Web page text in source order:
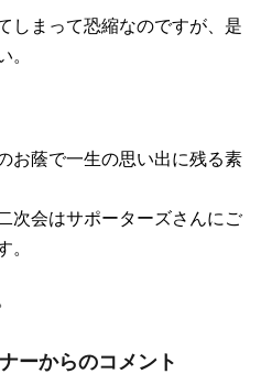
しまって恐縮なのですが、是
。
お蔭で一生の思い出に残る素
次会はサポーターズさんにご
。
ーからのコメント